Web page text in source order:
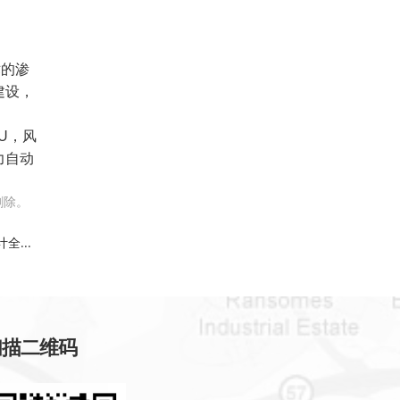
渗
，
，风
自动
。
全...
二维码